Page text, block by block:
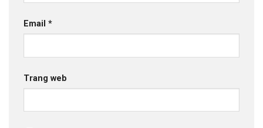
Email *
Trang web